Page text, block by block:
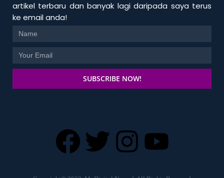
artikel terbaru dan banyak lagi daripada saya terus
ke email anda!
SUBSCRIBE NOW!